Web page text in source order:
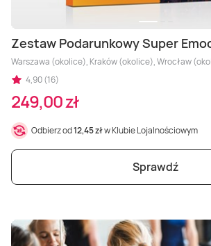
Zestaw Podarunkowy Super
Warszawa (okolice), Kraków (okolice), Wrocław
4,90 (16)
249,00 zł
Odbierz od12,45 złw Klubie Lojalnościowym
Sprawdź